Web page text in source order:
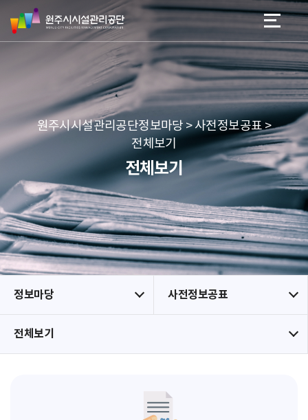
네
본문 바로가기
메뉴 바로가기
원
주
시
리
공
단
원주시시설관리공단정보마당 > 사전정보공표 >
전체보기
전체보기
정보마당 사전정보공표
전체보기